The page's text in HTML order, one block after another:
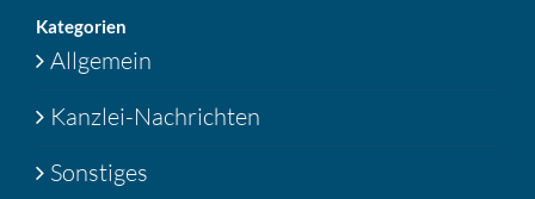
Katego­rien
Allgemein
Kanzlei-Nachrichten
Sonstiges